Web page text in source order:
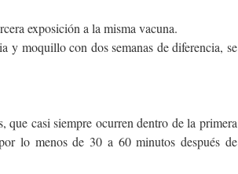
exposición a la misma vacuna.
y moquillo con dos semanas de diferencia, se
que casi siempre ocurren dentro de la primera
lo menos de 30 a 60 minutos después de